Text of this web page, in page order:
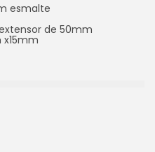
esmalte
de 50mm
x15mm